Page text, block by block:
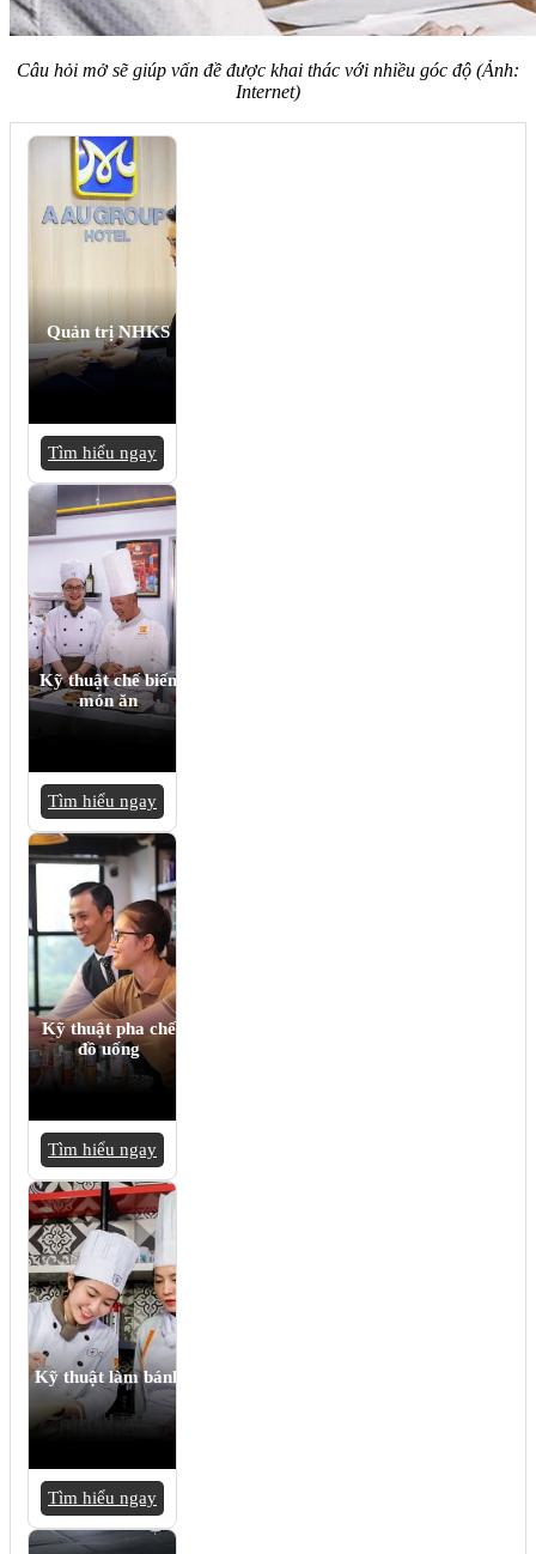
Câu hỏi mở sẽ giúp vấn đề được khai thác với nhiều góc độ (Ảnh:
Internet)
Quản trị NHKS
Tìm hiểu ngay
Kỹ thuật chế biến
món ăn
Tìm hiểu ngay
Kỹ thuật pha chế
đồ uống
Tìm hiểu ngay
Kỹ thuật làm bánh
Tìm hiểu ngay